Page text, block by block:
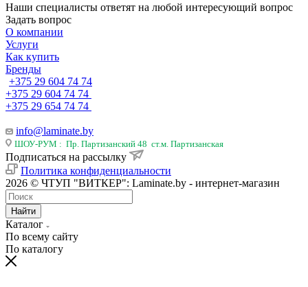
Наши специалисты ответят на любой интересующий вопрос
Задать вопрос
О компании
Услуги
Как купить
Бренды
+375 29 604 74 74
+375 29 604 74 74
+375 29 654 74 74
info@laminate.by
ШОУ-РУМ : Пр. Партизанский 48 ст.м. Партизанская
Подписаться на рассылку
Политика конфиденциальности
2026 © ЧТУП "ВИТКЕР": Laminate.by - интернет-магазин
Найти
Каталог
По всему сайту
По каталогу